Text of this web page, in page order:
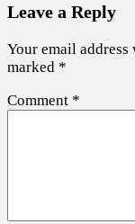
Leave a Reply
Your email
marked *
Comment *